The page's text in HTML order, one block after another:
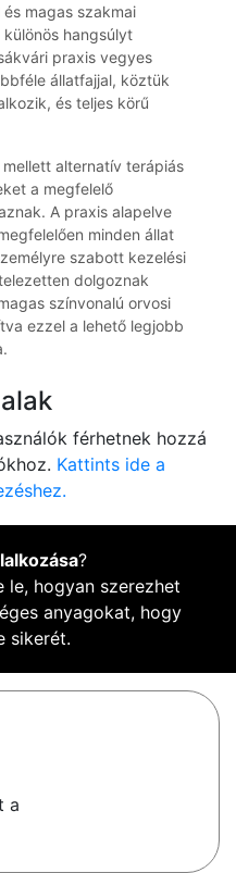
magas szakmai
hangsúlyt
praxis vegyes
állatfajjal, köztük
és teljes körű
alternatív terápiás
a megfelelő
A praxis alapelve
minden állat
szabott kezelési
dolgoznak
színvonalú orvosi
ezzel a lehető legjobb
férhetnek hozzá
Kattints ide a
?
le, hogyan szerezhet
anyagokat, hogy
sikerét.
a